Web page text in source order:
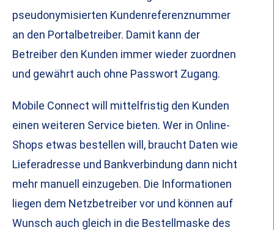
pseudonymisierten Kundenreferenznummer
an den Portalbetreiber. Damit kann der
Betreiber den Kunden immer wieder zuordnen
und gewährt auch ohne Passwort Zugang.
Mobile Connect will mittelfristig den Kunden
einen weiteren Service bieten. Wer in Online-
Shops etwas bestellen will, braucht Daten wie
Lieferadresse und Bankverbindung dann nicht
mehr manuell einzugeben. Die Informationen
liegen dem Netzbetreiber vor und können auf
Wunsch auch gleich in die Bestellmaske des